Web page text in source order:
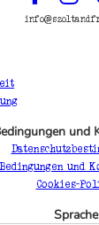
und
Bedingungen und
Cookies-
Sprache